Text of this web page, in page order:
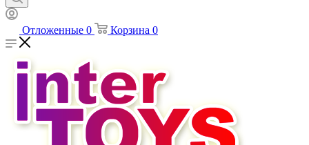
Отложенные 0 Корзина 0